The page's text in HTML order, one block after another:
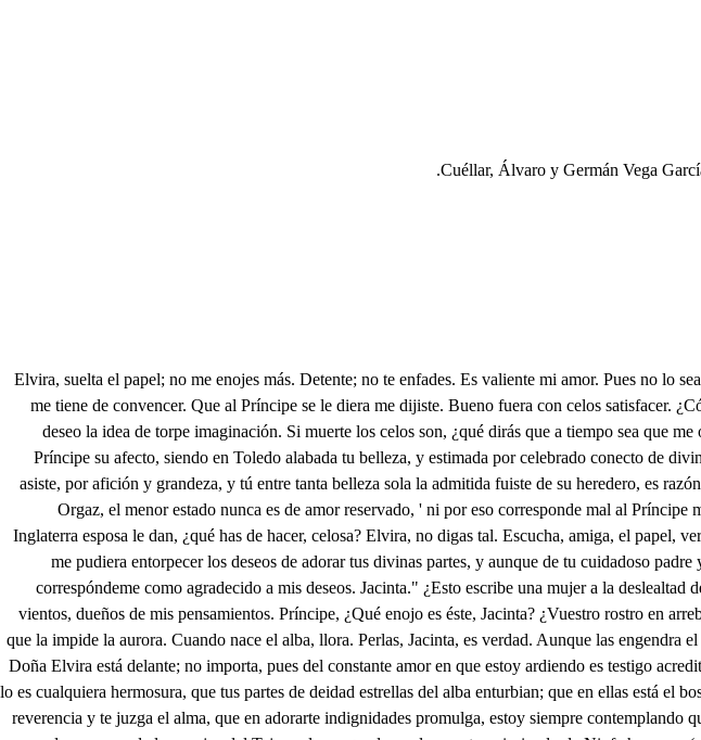
Cuéllar, Álvaro y Germán Vega
Elvira, suelta el papel; no me enojes más. Detente; no te enfades. Es valiente mi amor. Pues no lo sea cruel; que implica con valentía contradicción la crueldad. Suelta; aunque dices verdad. suelta, Elvira. Tu porfía me tiene de convencer. Que al Príncipe se le diera me dijiste. Bueno fuera con celos satisfacer. ¿Cómo al Príncipe, Jacinta, con tan grande extremo adoras? Ni a tiempo ríes ni lloras; sólo eliges lo que pinta en tu deseo la idea de torpe imaginación. Si muerte los celos son, ¿qué dirás que a tiempo sea que me obligues a tener paciencia? En tus bellos ojos, que al sol fulminan despojos que el alba anuncia al nacer, puso el Príncipe su afecto, siendo en Toledo alabada tu belleza, y estimada por celebrado conecto de divina perfección. El Rey no tiene heredero más de al Príncipe. Ya espero tu necia resolución. Pues como en Toledo asiste, por afición y grandeza, y tú entre tanta belleza sola la admitida fuiste de su heredero, es razón que tus acciones moderes. Basta, que decirme quieres que no aliente mi afición. Por ser hermana del Conde de Orgaz, el menor estado nunca es de amor reservado, ' ni por eso corresponde mal al Príncipe mi gusto; no, Elvira, sino por ver que me olvida por querer lo que olvidar fuera justo. Si se casa en Portugal o en Inglaterra esposa le dan, ¿qué has de hacer, celosa? Elvira, no digas tal. Escucha, amiga, el papel, verás en su cortesía si merece el alma mía que cifre mi muerte en él: "Aunque la desigualdad de nuestras calidades me pudiera entorpecer los deseos de adorar tus divinas partes, y aunque de tu cuidadoso padre y mi señor me desvelan los desabrimientos, siempre, mi señor, me desvelo en adorarte. Estímame como a tuya y correspóndeme como agradecido a mis deseos. Jacinta." ¿Esto escribe una mujer a la deslealtad de un hombre para escurecer su nombre? ¡Mil pedazos le he de hacer! Del papel y de la tinta haré con darle a los vientos, dueños de mis pensamientos. Príncipe, ¿Qué enojo es éste, Jacinta? ¿Vuestro rostro en arrebol del alba, que aunque enojada está de gloria esmaltada? Anuncia que sale el sol. No alcanza su claridad, pues que la impide la aurora. Cuando nace el alba, llora. Perlas, Jacinta, es verdad. Aunque las engendra el fuego del sol, que rayos despide, sólo a su gusto se mide, y de ellas se olvida luego. Algo de esa cifra entiendo. Doña Elvira está delante; no importa, pues del constante amor en que estoy ardiendo es testigo acreditado de silencio y de cordura. Y que aliento mi ventura con la ambición de tu agrado. Bella Jacinta..., no bella si lo es cualquiera hermosura, que tus partes de deidad estrellas del alba enturbian; que en ellas está el bosquejo con que arrogantes deslumbran, y en ti el maestro del sol la perfección asegura. Como a sujeto tan alto te reverencia y te juzga el alma, que en adorarte indignidades promulga, estoy siempre contemplando que parte del cielo ocupas, pues veo con ceño al sol y con capote a la luna. Vite en el jardín hermoso del Alcázar, que de espumas de los enojos del Tajo perlas engendra en las murtas, sirviendo de Ninfa hermosa (que poco he dicho) a las grutas; que si se burlan cristales, tú les venciste en las burlas. No sé si te vi, que auroras cercadas de luz ocupan caminos de vista ufanos, que en su arrebol se deslumbran. Libre claridad cegome; cegome diré sin duda, pues con claridad te adoro y en méritos quedo a escuras. Llegaste junto a un estanque, y las claras aguas, turbias, tu cristal reverenciaron. Que fue temor, ¿quién lo duda? Yo escondido entre unas ramas estaba, como el que busca la caza, que el pie no mueve porque no se espante o huya. Temía al temblar las hojas su necia descompostura, y siendo apacible el viento blasfemaba de su furia. A hablarte salí medroso, porque siempre a las venturas precipita inconvenientes la ambición de la fortuna. Volviste con sobresalto, y a la soledad nocturna tu rostro vestía de auroras, entre turbada y confusa. Hablete; nunca te hablara, pues obstinadas (i) disputas de calidades humanas divinidades injurian. Vite romper un papel: si es darme celos, no ocupan la deidad de mi fineza incendios que infierno anuncian. Y pues que siempre te adoro y el alma que vivo es tuya, sirvan para que se salven méritos de mi disculpa. Mis fiestas son tus donaires, mis regalos tus corduras. mis contentos adorarte y mi espejo tu hermosura. Si esto no es querer, responde; si esto no es amar, pregunta a amor si tiene otras leyes, y ponme en mayor clausura. Príncipe, para atreverme a responderte me animan mis bien nacidas firmezas; no sé si bien admitidas. No tengo más calidad de ser,